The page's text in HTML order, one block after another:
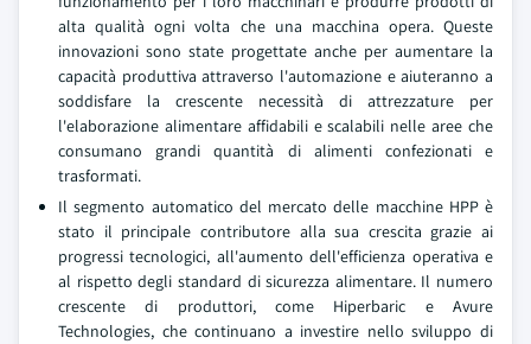
alta qualità ogni volta che una macchina opera. Queste
innovazioni sono state progettate anche per aumentare la
capacità produttiva attraverso l'automazione e aiuteranno a
soddisfare la crescente necessità di attrezzature per
l'elaborazione alimentare affidabili e scalabili nelle aree che
consumano grandi quantità di alimenti confezionati e
trasformati.
Il segmento automatico del mercato delle macchine HPP è
stato il principale contributore alla sua crescita grazie ai
progressi tecnologici, all'aumento dell'efficienza operativa e
al rispetto degli standard di sicurezza alimentare. Il numero
crescente di produttori, come Hiperbaric e Avure
Technologies, che continuano a investire nello sviluppo di